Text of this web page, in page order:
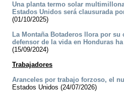
Una planta termo solar
Estados Unidos será clausurada
(01/10/2025)
La Montaña Botaderos llora por su
defensor de la vida en Honduras
(15/09/2024)
Trabajadores
Aranceles por trabajo forzoso, el
Estados Unidos (24/07/2026)